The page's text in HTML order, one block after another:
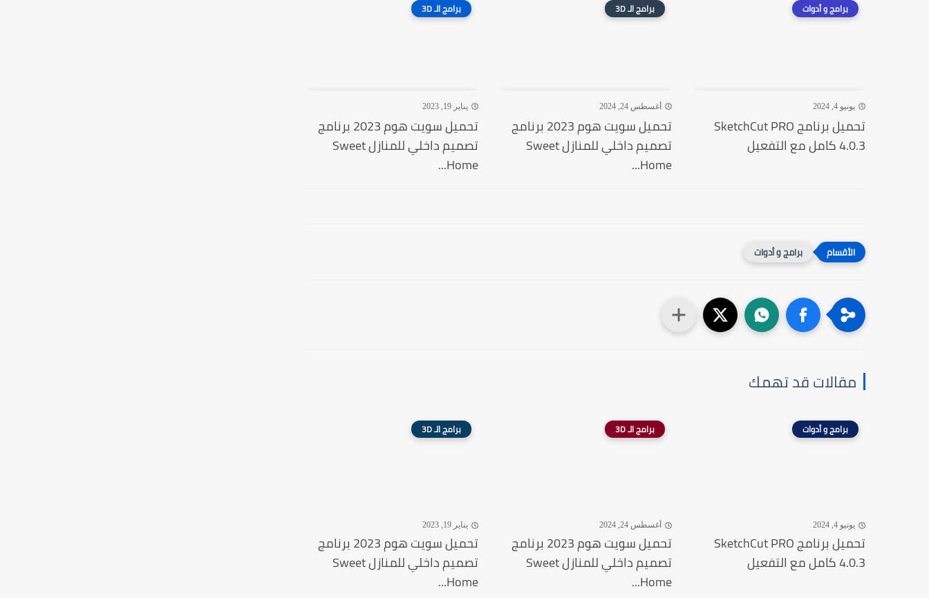
برامج و أدوات
يونيو 4, 2024
تحميل برنامج SketchCut PRO
4.0.3 كامل مع التفعيل
برامج الـ 3D
أغسطس 24, 2024
تحميل سويت هوم 2023 برنامج
تصميم داخلي للمنازل Sweet
Home...
برامج الـ 3D
يناير 19, 2023
تحميل سويت هوم 2023 برنامج
تصميم داخلي للمنازل Sweet
Home...
برامج و أدوات
مقالات قد تهمك
برامج و أدوات
يونيو 4, 2024
تحميل برنامج SketchCut PRO
4.0.3 كامل مع التفعيل
برامج الـ 3D
أغسطس 24, 2024
تحميل سويت هوم 2023 برنامج
تصميم داخلي للمنازل Sweet
Home...
برامج الـ 3D
يناير 19, 2023
تحميل سويت هوم 2023 برنامج
تصميم داخلي للمنازل Sweet
Home...